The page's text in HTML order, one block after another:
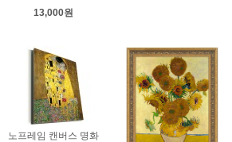
13,000원
노프레임 캔버스 명화